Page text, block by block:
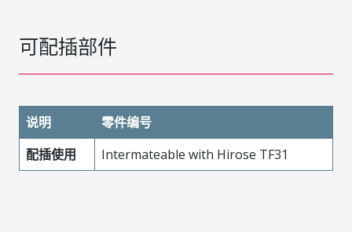
可配插部件
说明
零件编号
配插使用
Intermateable with Hirose TF31